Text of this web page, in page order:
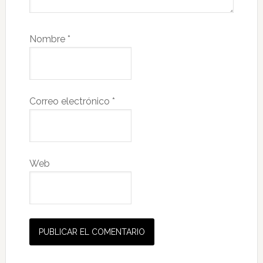
Nombre *
Correo electrónico *
Web